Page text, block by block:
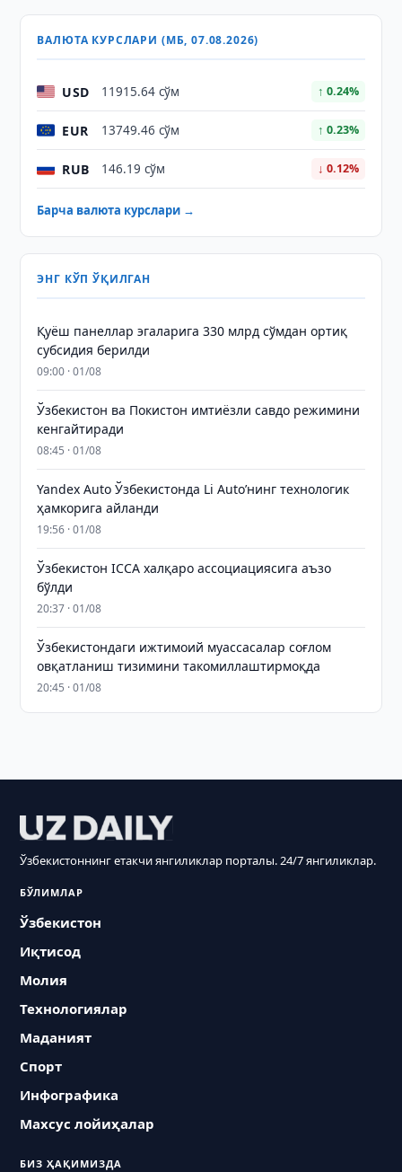
ВАЛЮТА КУРСЛАРИ (МБ, 07.08.2026)
USD 11915.64 сўм ↑ 0.24%
EUR 13749.46 сўм ↑ 0.23%
RUB 146.19 сўм ↓ 0.12%
Барча валюта курслари →
ЭНГ КЎП ЎҚИЛГАН
Қуёш панеллар эгаларига 330 млрд сўмдан ортиқ
субсидия берилди
09:00 · 01/08
Ўзбекистон ва Покистон имтиёзли савдо режимини
кенгайтиради
08:45 · 01/08
Yandex Auto Ўзбекистонда Li Auto’нинг технологик
ҳамкорига айланди
19:56 · 01/08
Ўзбекистон ICCA халқаро ассоциациясига аъзо
бўлди
20:37 · 01/08
Ўзбекистондаги ижтимоий муассасалар соғлом
овқатланиш тизимини такомиллаштирмоқда
20:45 · 01/08
Ўзбекистоннинг етакчи янгиликлар порталы. 24/7 янгиликлар.
БЎЛИМЛАР
Ўзбекистон
Иқтисод
Молия
Технологиялар
Маданият
Спорт
Инфографика
Махсус лойиҳалар
БИЗ ҲАҚИМИЗДА